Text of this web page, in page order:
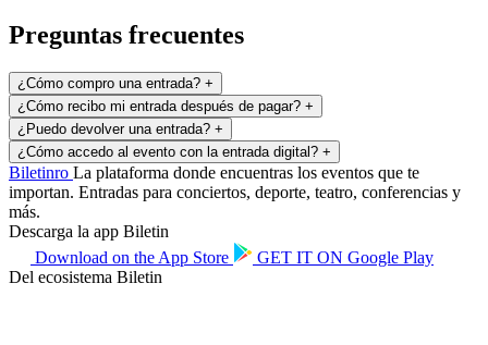
Preguntas frecuentes
¿Cómo compro una entrada? +
¿Cómo recibo mi entrada después de pagar? +
¿Puedo devolver una entrada? +
¿Cómo accedo al evento con la entrada digital? +
Biletinro La plataforma donde encuentras los eventos que te
importan. Entradas para conciertos, deporte, teatro, conferencias y
más.
Descarga la app Biletin
Download on the App Store GET IT ON Google Play
Del ecosistema Biletin